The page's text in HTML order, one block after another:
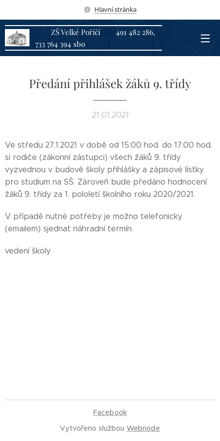
Hlavní stránka
ZŠ Velké Poříčí 491 482 286,
733 764 394 sbo
Předání přihlášek žáků 9. třídy
21.01.2021
Ve středu 27.1.2021 v době od 15:00 hod. do 17:00 hod.
si rodiče (zákonní zástupci) všech žáků 9. třídy
vyzvednou v budově školy přihlášky a zápisové lístky
pro studium na SŠ. Zároveň bude předáno hodnocení
žáků 9. třídy za 1. pololetí školního roku 2020/2021.
V případě nutné potřeby je možno telefonicky
(emailem) sjednat náhradní termín.
vedení školy
Facebook
Vytvořeno službou Webnode